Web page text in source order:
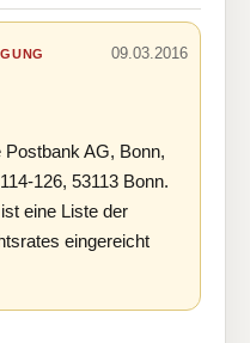
09.03.2016
AG, Bonn,
126, 53113 Bonn.
eine Liste der
eingereicht